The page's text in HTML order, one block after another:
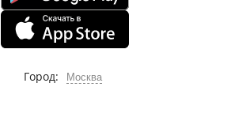
Город: Москва